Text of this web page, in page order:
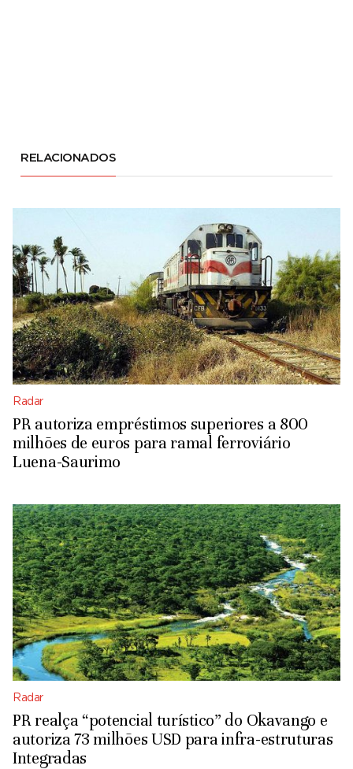
RELACIONADOS
Radar
PR autoriza empréstimos superiores a 800
milhões de euros para ramal ferroviário
Luena-Saurimo
Radar
PR realça “potencial turístico” do Okavango e
autoriza 73 milhões USD para infra-estruturas
Integradas